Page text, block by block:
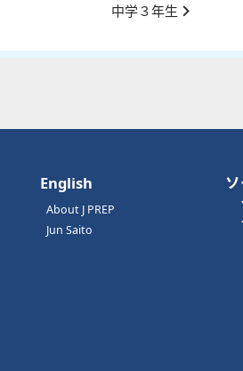
中学３年生
English
About J PREP
Jun Saito